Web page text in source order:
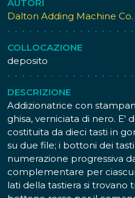
AUTORI
Dalton Adding Machine Co.
COLLOCAZIONE
deposito
DESCRIZIONE
Addizionatrice con
ghisa, verniciata di nero. E'
costituita da dieci tasti in
su due file; i bottoni dei
numerazione progressiva
complementare per
lati della tastiera si trovano